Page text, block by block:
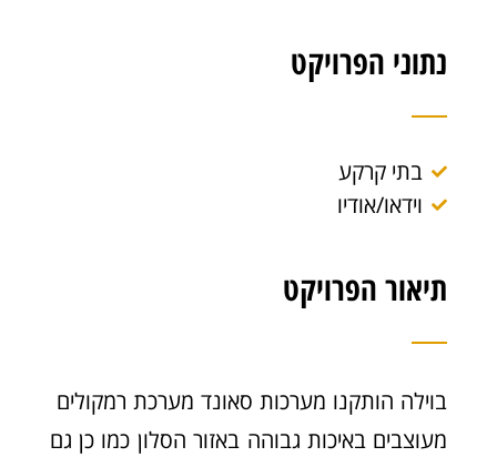
נתוני הפרויקט
בתי קרקע
וידאו/אודיו
תיאור הפרויקט
בוילה הותקנו מערכות סאונד מערכת רמקולים
מעוצבים באיכות גבוהה באזור הסלון כמו כן גם